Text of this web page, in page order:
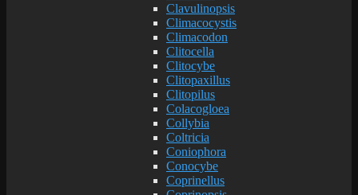
Clavulinopsis
Climacocystis
Climacodon
Clitocella
Clitocybe
Clitopaxillus
Clitopilus
Colacogloea
Collybia
Coltricia
Coniophora
Conocybe
Coprinellus